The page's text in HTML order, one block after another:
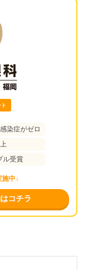
染症がゼロ
ル受賞
中↓
コチラ